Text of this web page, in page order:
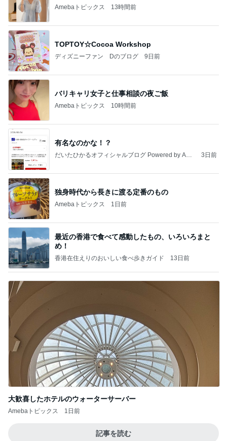
Amebaトピックス 13時間前
TOPTOY☆Cocoa Workshop
ディズニーファン Dのブログ 9日前
バリキャリ女子と仕事相談の夜ご飯
Amebaトピックス 10時間前
有名なのかな！？
だいたひかるオフィシャルブログ Powered by Ame
3日前
独身時代から長きに渡る定番のもの
Amebaトピックス 1日前
最近の香港で食べて感動したもの、いろいろまと
め！
香港在住えりのおいしい食べ歩きガイド 13日前
大歓喜したホテルのウォーターサーバー
Amebaトピックス 1日前
記事を読む